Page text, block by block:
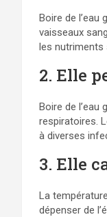
Boire de
vaisseaux
les nutriments
2. Elle
Boire de
respiratoires.
à diverses
3. Elle
La
dépenser de